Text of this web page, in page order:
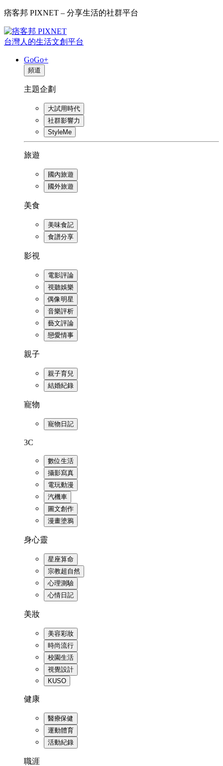
痞客邦 PIXNET – 分享生活的社群平台
台灣人的生活文創平台
GoGo+
頻道
主題企劃
大試用時代
社群影響力
StyleMe
旅遊
國內旅遊
國外旅遊
美食
美味食記
食譜分享
影視
電影評論
視聽娛樂
偶像明星
音樂評析
藝文評論
戀愛情事
親子
親子育兒
結婚紀錄
寵物
寵物日記
3C
數位生活
攝影寫真
電玩動漫
汽機車
圖文創作
漫畫塗鴉
身心靈
星座算命
宗教超自然
心理測驗
心情日記
美妝
美容彩妝
時尚流行
校園生活
視覺設計
KUSO
健康
醫療保健
運動體育
活動紀錄
職涯